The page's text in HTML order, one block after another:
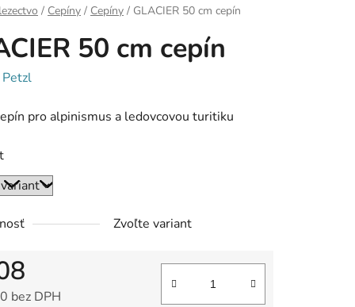
/ Cepíny / Cepíny / GLACIER 50 cm cepín
50 cm cepín
Petzl
pro alpinismus a ledovcovou turitiku
Zvoľte variant
bez DPH